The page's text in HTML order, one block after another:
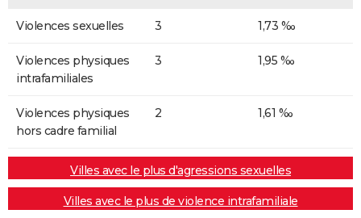
Violences sexuelles 3 1,73 ‰
Violences physiques
intrafamiliales
3 1,95 ‰
Violences physiques
hors cadre familial
2 1,61 ‰
Villes avec le plus d'agressions sexuelles
Villes avec le plus de violence intrafamiliale